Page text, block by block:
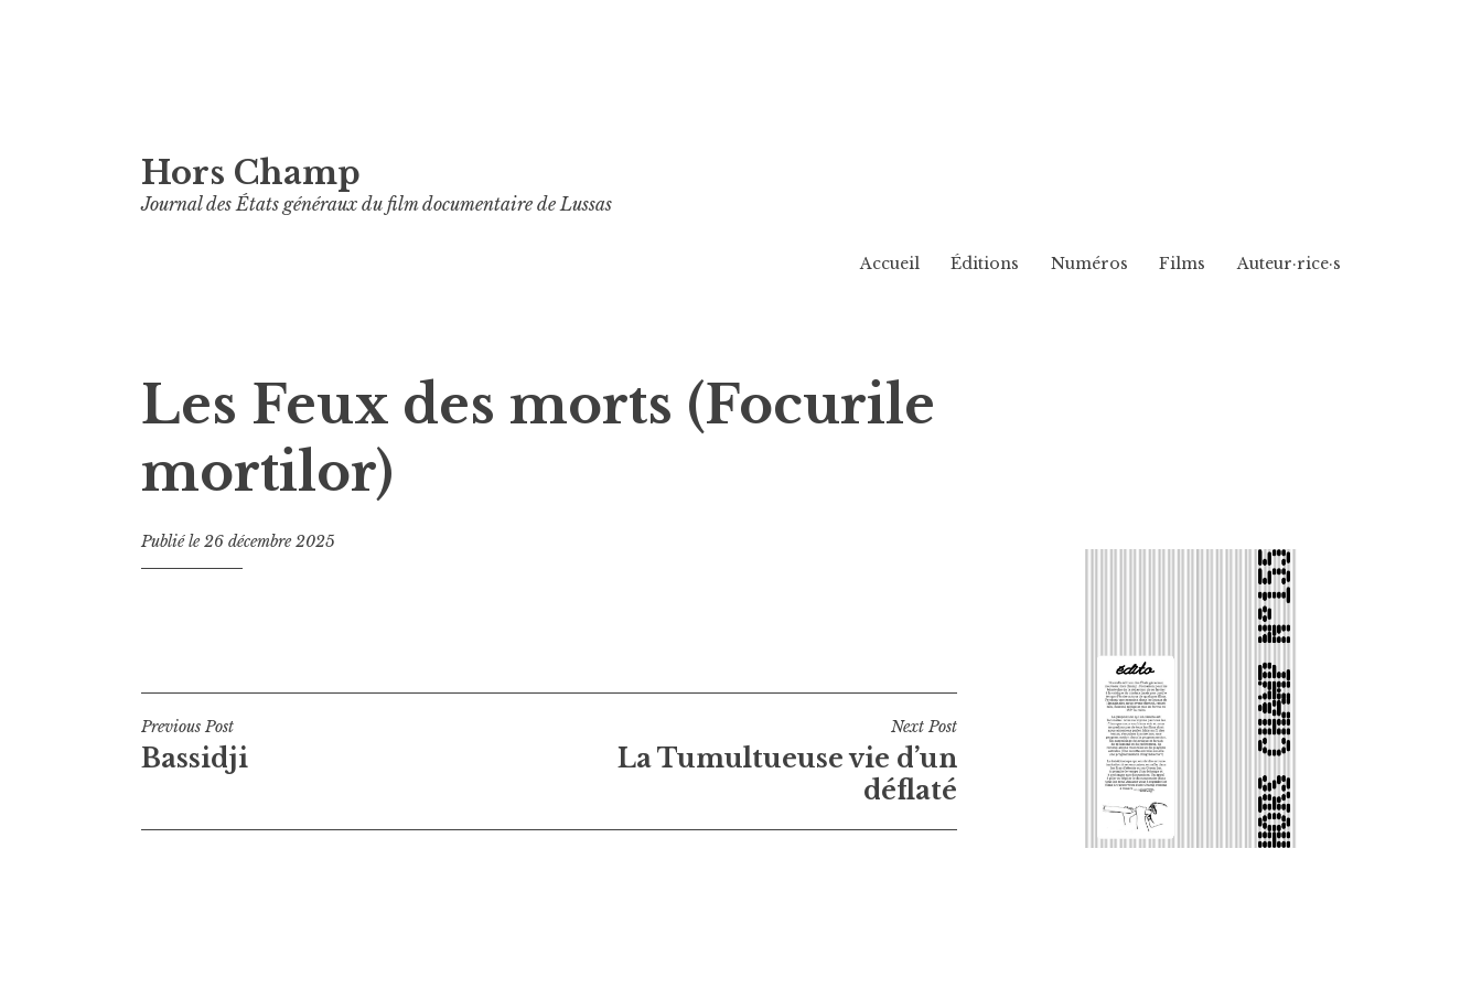
au
contenu
Hors Champ
Journal des États généraux du film documentaire de Lussas
Accueil Éditions Numéros Films Auteur·rice·s
Les Feux des morts (Focurile
mortilor)
Publié le26 décembre 2025
Navigation
de
Previous Post
Bassidji
Next Post
La Tumultueuse vie d’un
déflaté